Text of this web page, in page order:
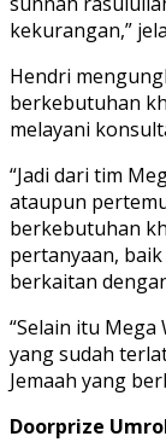
kekurangan,”
Hendri
berkebutuhan
melayani
“Jadi dari tim
ataupun
berkebutuhan
pertanyaan,
berkaitan
“Selain itu
yang sudah
Jemaah yang
Doorprize